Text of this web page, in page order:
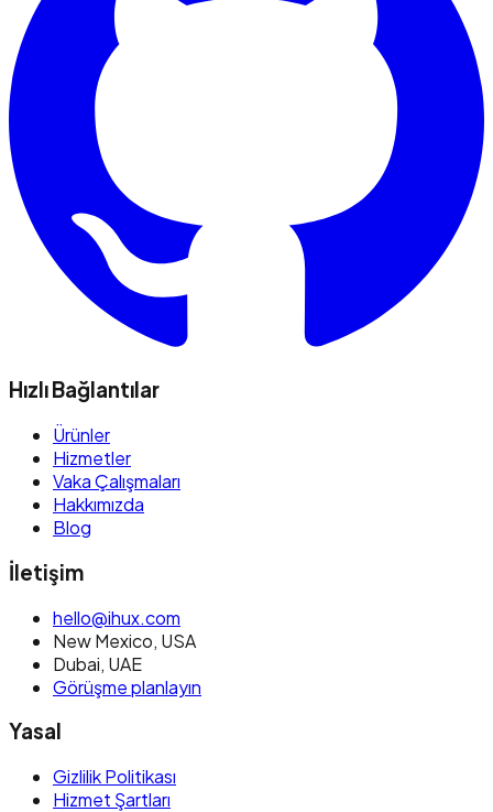
Hızlı Bağlantılar
Ürünler
Hizmetler
Vaka Çalışmaları
Hakkımızda
Blog
İletişim
hello@ihux.com
New Mexico, USA
Dubai, UAE
Görüşme planlayın
Yasal
Gizlilik Politikası
Hizmet Şartları